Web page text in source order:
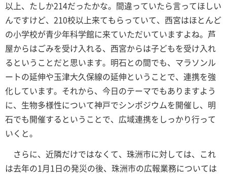
以上、たしか214だったかな。間違っていたら言ってほしい
んですけど、210校以上来てもらっていて、西宮はほとんど
の小学校が青少年科学館に来ていただいていますよね。芦
屋からはごみを受け入れる、西宮からは子どもを受け入れ
るということだと思います。明石との間でも、マラソンル
ートの延伸や玉津大久保線の延伸ということで、連携を強
化しています。それから、今日のテーマでもありますよう
に、生物多様性について神戸でシンポジウムを開催し、明
石でも開催するということで、広域連携をしっかり行って
いくと。
さらに、近隣だけではなくて、珠洲市に対しては、これ
は去年の1月1日の発災の後、珠洲市の広報業務については